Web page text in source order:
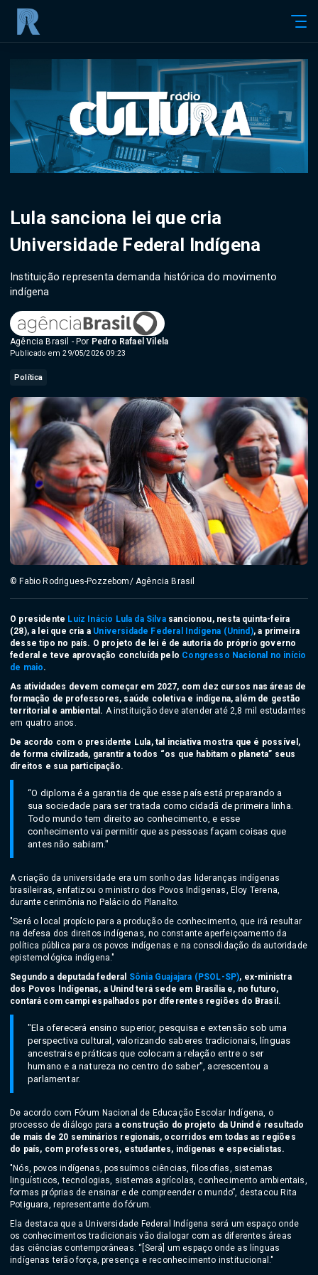
Lula sanciona lei que cria
Universidade Federal Indígena
Instituição representa demanda histórica do movimento
indígena
Agência Brasil - Por Pedro Rafael Vilela
Publicado em 29/05/2026 09:23
Política
© Fabio Rodrigues-Pozzebom/ Agência Brasil
O presidente Luiz Inácio Lula da Silvasancionou, nesta quinta-feira
(28), a lei que cria a Universidade Federal Indígena (Unind), a primeira
desse tipo no país. O projeto de lei é de autoria do próprio governo
federal e teve aprovação concluída pelo Congresso Nacional no início
de maio.
As atividades devem começar em 2027, com dez cursos nas áreas de
formação de professores, saúde coletiva e indígena, além de gestão
territorial e ambiental. A instituição deve atender até 2,8 mil estudantes
em quatro anos.
De acordo com o presidente Lula, tal inciativa mostra que é possível,
de forma civilizada, garantir a todos “os que habitam o planeta” seus
direitos e sua participação.
“O diploma é a garantia de que esse país está preparando a
sua sociedade para ser tratada como cidadã de primeira linha.
Todo mundo tem direito ao conhecimento, e esse
conhecimento vai permitir que as pessoas façam coisas que
antes não sabiam."
A criação da universidade era um sonho das lideranças indígenas
brasileiras, enfatizou o ministro dos Povos Indígenas, Eloy Terena,
durante cerimônia no Palácio do Planalto.
"Será o local propício para a produção de conhecimento, que irá resultar
na defesa dos direitos indígenas, no constante aperfeiçoamento da
política pública para os povos indígenas e na consolidação da autoridade
epistemológica indígena."
Segundo a deputada federal Sônia Guajajara (PSOL-SP), ex-ministra
dos Povos Indígenas, a Unind terá sede em Brasília e, no futuro,
contará com campi espalhados por diferentes regiões do Brasil.
"Ela oferecerá ensino superior, pesquisa e extensão sob uma
perspectiva cultural, valorizando saberes tradicionais, línguas
ancestrais e práticas que colocam a relação entre o ser
humano e a natureza no centro do saber", acrescentou a
parlamentar.
De acordo com Fórum Nacional de Educação Escolar Indígena, o
processo de diálogo para a construção do projeto da Unind é resultado
de mais de 20 seminários regionais, ocorridos em todas as regiões
do país, com professores, estudantes, indígenas e especialistas.
"Nós, povos indígenas, possuímos ciências, filosofias, sistemas
linguísticos, tecnologias, sistemas agrícolas, conhecimento ambientais,
formas próprias de ensinar e de compreender o mundo”, destacou Rita
Potiguara, representante do fórum.
Ela destaca que a Universidade Federal Indígena será um espaço onde
os conhecimentos tradicionais vão dialogar com as diferentes áreas
das ciências contemporâneas. “[Será] um espaço onde as línguas
indígenas terão força, presença e reconhecimento institucional."